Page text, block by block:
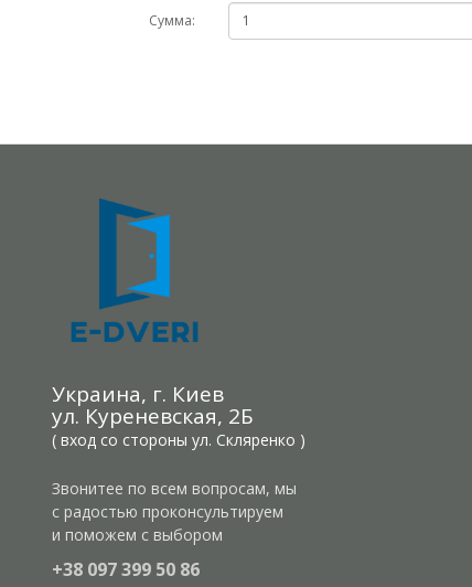
Сумма:
Украина, г. Киев
ул. Куреневская, 2Б
( вход со стороны ул. Скляренко )
Звонитее по всем вопросам, мы
с радостью проконсультируем
и поможем с выбором
+38 097 399 50 86